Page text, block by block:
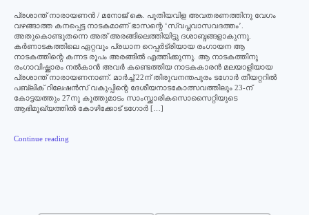
പ്രശാന്ത് നാരായണൻ / മനോജ് കെ. പുതിയവിള അവതരണത്തിനു വേഗം
വഴങ്ങാത്ത കനപ്പെട്ട നാടകമാണ് ഭാസന്റെ ‘സ്വപ്നവാസവദത്തം’.
അതുകൊണ്ടുതന്നെ അത് അരങ്ങിലെത്തിയിട്ടു ദശാബ്ദങ്ങളാകുന്നു.
കർണാടകത്തിലെ ഏറ്റവും പ്രധാന റെപ്പർട്രിയായ രംഗായന ആ
നാടകത്തിന്റെ കന്നട രൂപം അരങ്ങിൽ എത്തിക്കുന്നു. ആ നാടകത്തിനു
രംഗാവിഷ്ക്കാരം നൽകാൻ അവർ കണ്ടെത്തിയ നാടകകാരൻ മലയാളിയായ
പ്രശാന്ത് നാരായണനാണ്. മാർച്ച് 22ന് തിരുവനന്തപുരം ടഗോർ തീയറ്ററിൽ
പബ്ലിക് റിലേഷൻസ് വകുപ്പിന്റെ ദേശീയനാടകോത്സവത്തിലും 23-ന്
കോട്ടയത്തും 27നു കൂത്തുമാടം സാംസ്ക്കാരികസൊസൈറ്റിയുടെ
ആഭിമുഖ്യത്തിൽ കോഴിക്കോട് ടഗോർ […]
Continue reading